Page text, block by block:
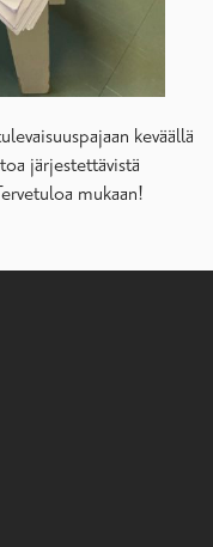
keväällä
järjestettävistä
mukaan!